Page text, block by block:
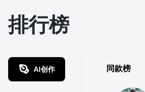
排行榜
AI创作 同款榜